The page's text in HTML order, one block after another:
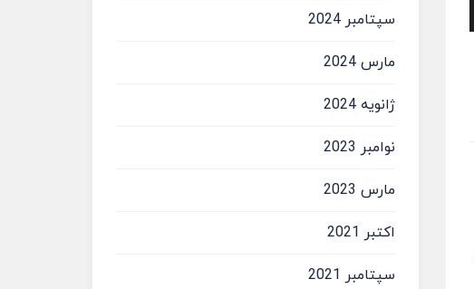
سپتامبر 2024
مارس 2024
ژانویه 2024
نوامبر 2023
مارس 2023
اکتبر 2021
سپتامبر 2021